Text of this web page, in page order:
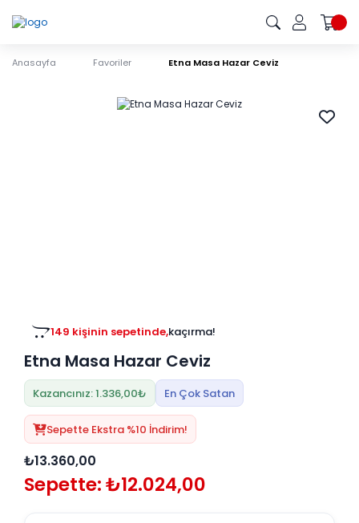
Anasayfa Favoriler Etna Masa Hazar Ceviz
149 kişinin sepetinde,kaçırma!
Etna Masa Hazar Ceviz
Kazancınız: 1.336,00₺ En Çok Satan
Sepette Ekstra %10 İndirim!
₺13.360,00
Sepette: ₺12.024,00